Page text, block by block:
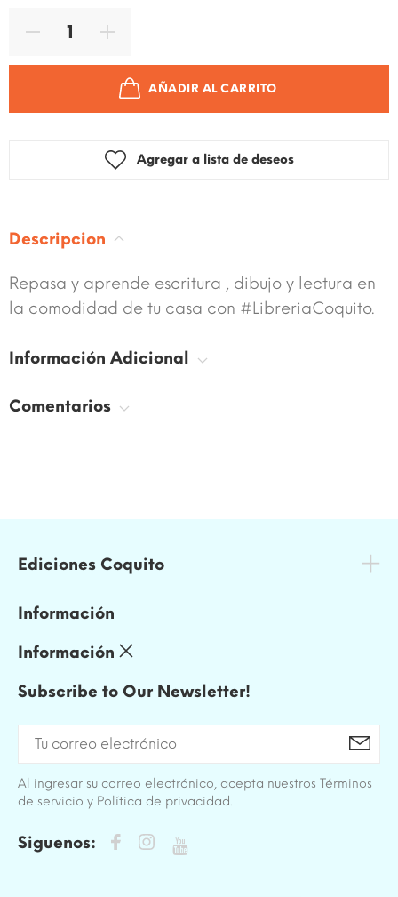
AÑADIR AL CARRITO
Agregar a lista de deseos
Descripcion
Repasa y aprende escritura , dibujo y lectura en
la comodidad de tu casa con #LibreriaCoquito.
Información Adicional
Comentarios
Ediciones Coquito
Información
Información
Subscribe to Our Newsletter!
Al ingresar su correo electrónico, acepta nuestros Términos
de servicio y Política de privacidad.
Siguenos: